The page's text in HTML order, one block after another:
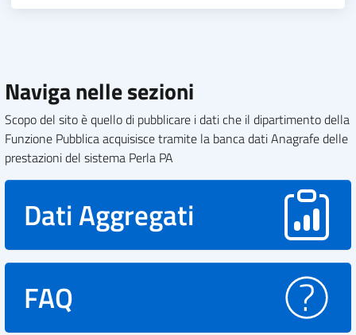
Naviga nelle sezioni
Scopo del sito è quello di pubblicare i dati che il dipartimento della
Funzione Pubblica acquisisce tramite la banca dati Anagrafe delle
prestazioni del sistema Perla PA
Dati Aggregati
FAQ